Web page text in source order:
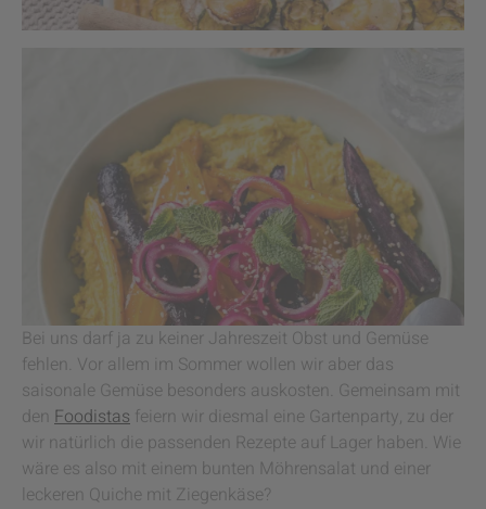
Bei uns darf ja zu keiner Jahreszeit Obst und Gemüse
fehlen. Vor allem im Sommer wollen wir aber das
saisonale Gemüse besonders auskosten. Gemeinsam mit
den Foodistas feiern wir diesmal eine Gartenparty, zu der
wir natürlich die passenden Rezepte auf Lager haben. Wie
wäre es also mit einem bunten Möhrensalat und einer
leckeren Quiche mit Ziegenkäse?